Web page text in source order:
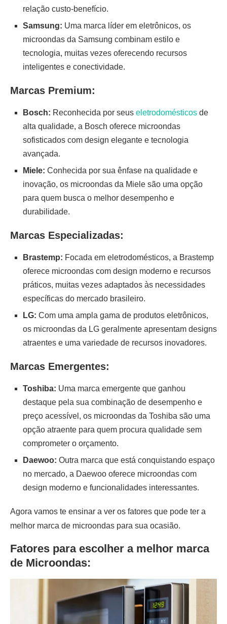
relação custo-benefício.
Samsung: Uma marca líder em eletrônicos, os
microondas da Samsung combinam estilo e
tecnologia, muitas vezes oferecendo recursos
inteligentes e conectividade.
Marcas Premium:
Bosch: Reconhecida por seus eletrodomésticos de
alta qualidade, a Bosch oferece microondas
sofisticados com design elegante e tecnologia
avançada.
Miele: Conhecida por sua ênfase na qualidade e
inovação, os microondas da Miele são uma opção
para quem busca o melhor desempenho e
durabilidade.
Marcas Especializadas:
Brastemp: Focada em eletrodomésticos, a Brastemp
oferece microondas com design moderno e recursos
práticos, muitas vezes adaptados às necessidades
específicas do mercado brasileiro.
LG: Com uma ampla gama de produtos eletrônicos,
os microondas da LG geralmente apresentam designs
atraentes e uma variedade de recursos inovadores.
Marcas Emergentes:
Toshiba: Uma marca emergente que ganhou
destaque pela sua combinação de desempenho e
preço acessível, os microondas da Toshiba são uma
opção atraente para quem procura qualidade sem
comprometer o orçamento.
Daewoo: Outra marca que está conquistando espaço
no mercado, a Daewoo oferece microondas com
design moderno e funcionalidades interessantes.
Agora vamos te ensinar a ver os fatores que pode ter a
melhor marca de microondas para sua ocasião.
Fatores para escolher a melhor marca
de Microondas: